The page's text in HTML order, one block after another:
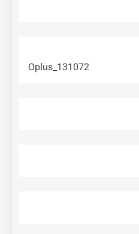
Oplus_131072